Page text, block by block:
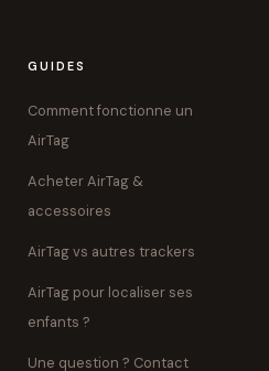
GUIDES
Comment fonctionne un
AirTag
Acheter AirTag &
accessoires
AirTag vs autres trackers
AirTag pour localiser ses
enfants ?
Une question ? Contact